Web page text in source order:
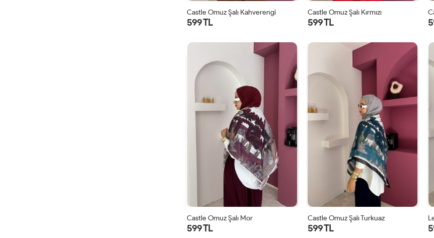
STD
Castle Omuz Şalı Kahverengi
599 TL
STD
Castle Omuz Şalı Kırmızı
599 TL
Castle Omuz Şalı Mor
599 TL
Castle Omuz Şalı Turkuaz
599 TL